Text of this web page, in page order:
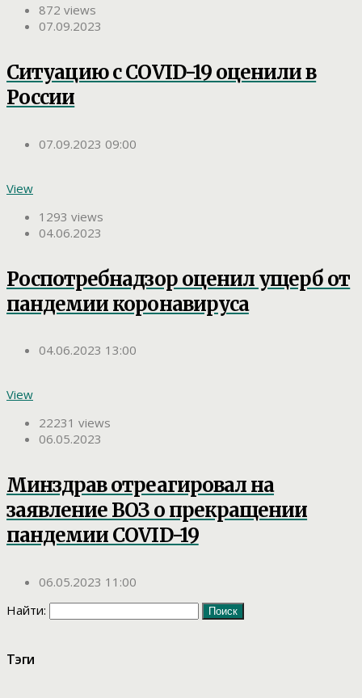
872 views
07.09.2023
Ситуацию с COVID-19 оценили в
России
07.09.2023 09:00
View
1293 views
04.06.2023
Роспотребнадзор оценил ущерб от
пандемии коронавируса
04.06.2023 13:00
View
22231 views
06.05.2023
Минздрав отреагировал на
заявление ВОЗ о прекращении
пандемии COVID-19
06.05.2023 11:00
Найти:
Тэги